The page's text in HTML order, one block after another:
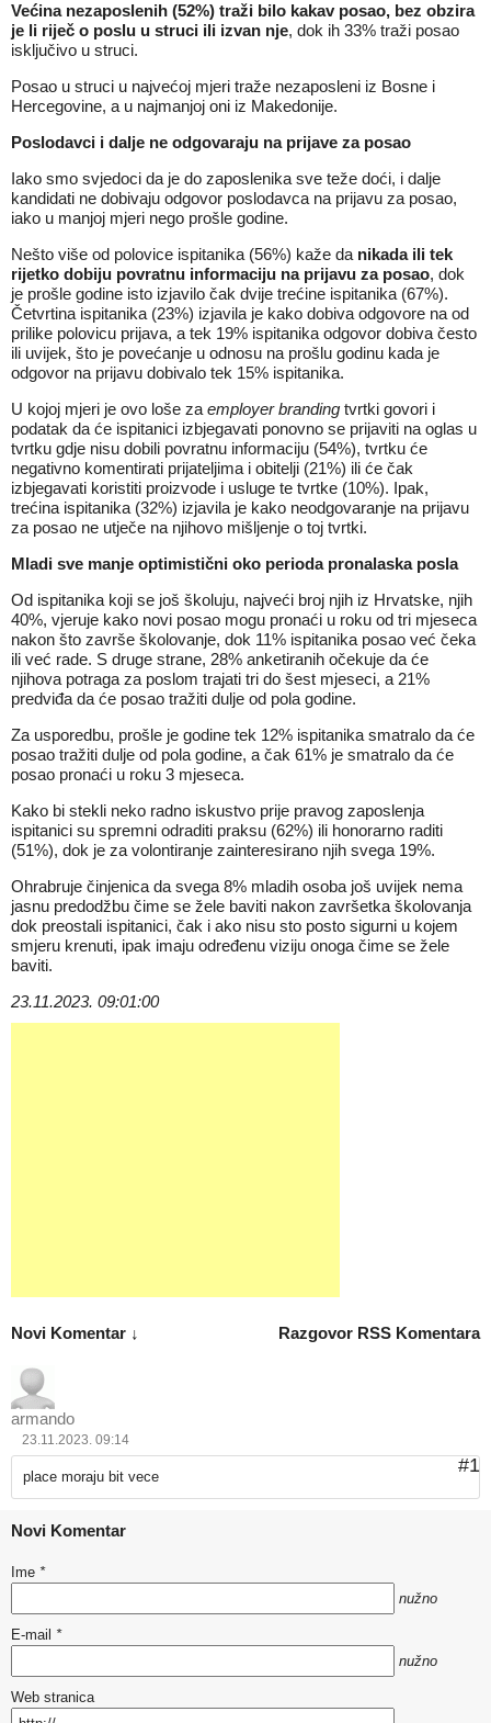
Većina nezaposlenih (52%) traži bilo kakav posao, bez obzira
je li riječ o poslu u struci ili izvan nje, dok ih 33% traži posao
isključivo u struci.
Posao u struci u najvećoj mjeri traže nezaposleni iz Bosne i
Hercegovine, a u najmanjoj oni iz Makedonije.
Poslodavci i dalje ne odgovaraju na prijave za posao
Iako smo svjedoci da je do zaposlenika sve teže doći, i dalje
kandidati ne dobivaju odgovor poslodavca na prijavu za posao,
iako u manjoj mjeri nego prošle godine.
Nešto više od polovice ispitanika (56%) kaže da nikada ili tek
rijetko dobiju povratnu informaciju na prijavu za posao, dok
je prošle godine isto izjavilo čak dvije trećine ispitanika (67%).
Četvrtina ispitanika (23%) izjavila je kako dobiva odgovore na od
prilike polovicu prijava, a tek 19% ispitanika odgovor dobiva često
ili uvijek, što je povećanje u odnosu na prošlu godinu kada je
odgovor na prijavu dobivalo tek 15% ispitanika.
U kojoj mjeri je ovo loše za employer branding tvrtki govori i
podatak da će ispitanici izbjegavati ponovno se prijaviti na oglas u
tvrtku gdje nisu dobili povratnu informaciju (54%), tvrtku će
negativno komentirati prijateljima i obitelji (21%) ili će čak
izbjegavati koristiti proizvode i usluge te tvrtke (10%). Ipak,
trećina ispitanika (32%) izjavila je kako neodgovaranje na prijavu
za posao ne utječe na njihovo mišljenje o toj tvrtki.
Mladi sve manje optimistični oko perioda pronalaska posla
Od ispitanika koji se još školuju, najveći broj njih iz Hrvatske, njih
40%, vjeruje kako novi posao mogu pronaći u roku od tri mjeseca
nakon što završe školovanje, dok 11% ispitanika posao već čeka
ili već rade. S druge strane, 28% anketiranih očekuje da će
njihova potraga za poslom trajati tri do šest mjeseci, a 21%
predviđa da će posao tražiti dulje od pola godine.
Za usporedbu, prošle je godine tek 12% ispitanika smatralo da će
posao tražiti dulje od pola godine, a čak 61% je smatralo da će
posao pronaći u roku 3 mjeseca.
Kako bi stekli neko radno iskustvo prije pravog zaposlenja
ispitanici su spremni odraditi praksu (62%) ili honorarno raditi
(51%), dok je za volontiranje zainteresirano njih svega 19%.
Ohrabruje činjenica da svega 8% mladih osoba još uvijek nema
jasnu predodžbu čime se žele baviti nakon završetka školovanja
dok preostali ispitanici, čak i ako nisu sto posto sigurni u kojem
smjeru krenuti, ipak imaju određenu viziju onoga čime se žele
baviti.
23.11.2023. 09:01:00
Razgovor RSS Komentara
Novi Komentar ↓
armando
23.11.2023. 09:14
#1
place moraju bit vece
Novi Komentar
Ime *
nužno
E-mail *
nužno
Web stranica